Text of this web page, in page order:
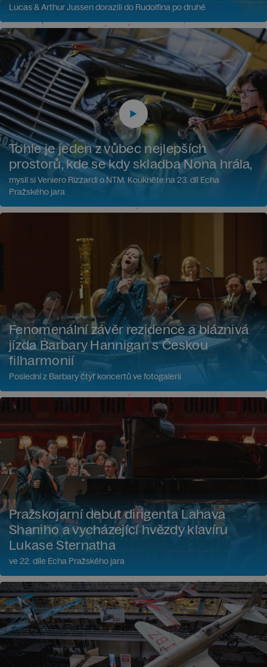
Lucas & Arthur Jussen dorazili do Rudolfina po druhé
Tohle je jeden z vůbec nejlepších
prostorů, kde se kdy skladba Nona hrála,
myslí si Veniero Rizzardi o NTM. Koukněte na 23. díl Echa
Pražského jara
Fenomenální závěr rezidence a bláznivá
jízda Barbary Hannigan s Českou
filharmonií
Poslední z Barbary čtyř koncertů ve fotogalerii
Pražskojarní debut dirigenta Lahava
Shaniho a vycházející hvězdy klavíru
Lukase Sternatha
ve 22. díle Echa Pražského jara